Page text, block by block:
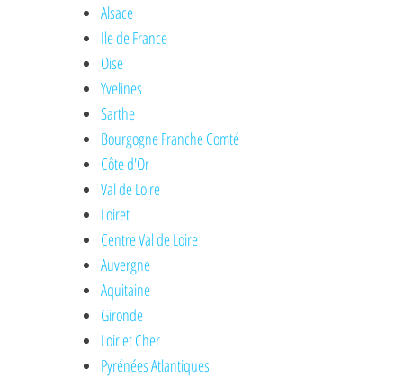
Alsace
Ile de France
Oise
Yvelines
Sarthe
Bourgogne Franche Comté
Côte d'Or
Val de Loire
Loiret
Centre Val de Loire
Auvergne
Aquitaine
Gironde
Loir et Cher
Pyrénées Atlantiques